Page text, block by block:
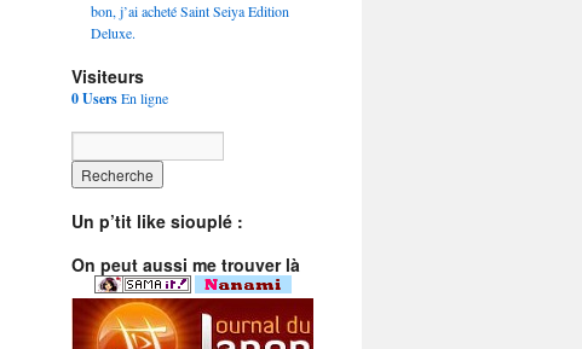
bon, j’ai acheté Saint Seiya Edition
Deluxe.
Visiteurs
0 UsersEn ligne
Un p’tit like siouplé :
On peut aussi me trouver là